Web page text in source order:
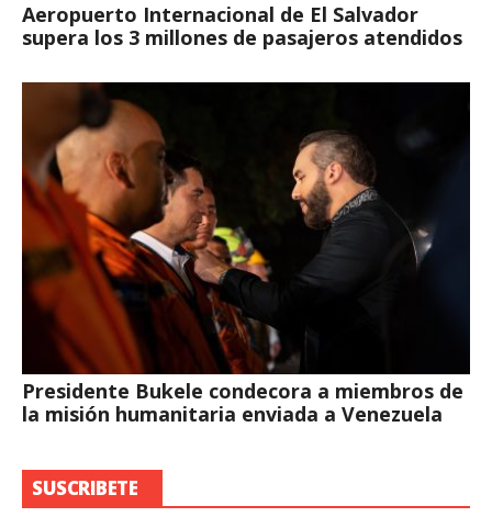
Aeropuerto Internacional de El Salvador
supera los 3 millones de pasajeros atendidos
Presidente Bukele condecora a miembros de
la misión humanitaria enviada a Venezuela
SUSCRIBETE